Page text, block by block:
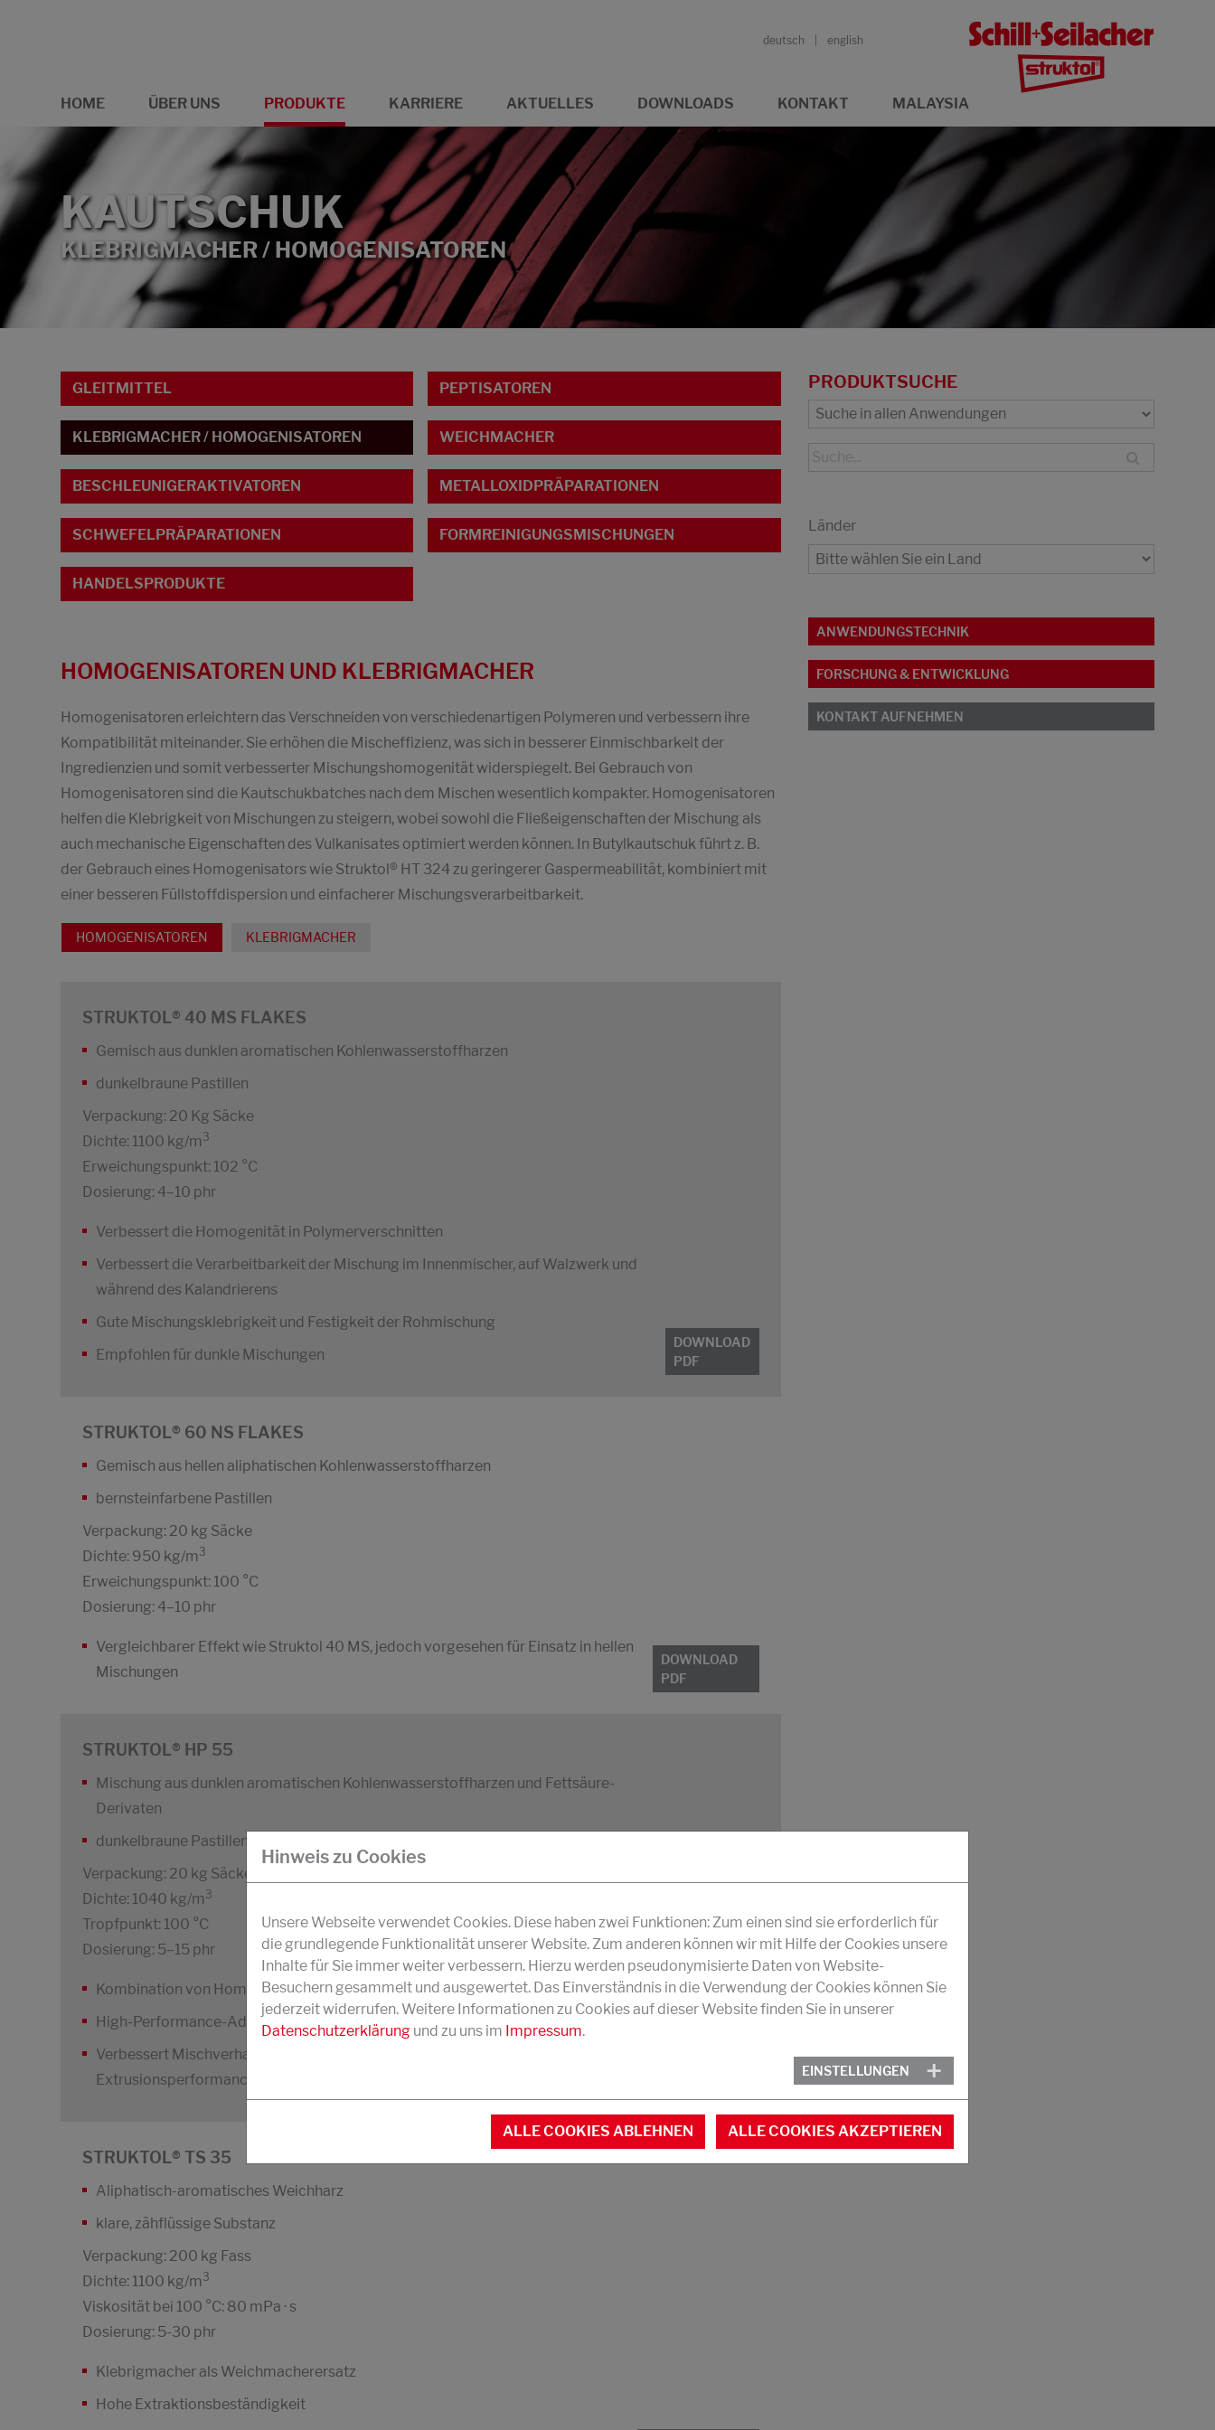
deutsch english
HOME ÜBER UNS PRODUKTE KARRIERE AKTUELLES DOWNLOADS KONTAKT MALAYSIA
KAUTSCHUK
KLEBRIGMACHER / HOMOGENISATOREN
GLEITMITTEL PEPTISATOREN
KLEBRIGMACHER / HOMOGENISATOREN WEICHMACHER
BESCHLEUNIGERAKTIVATOREN METALLOXIDPRÄPARATIONEN
SCHWEFELPRÄPARATIONEN FORMREINIGUNGSMISCHUNGEN
HANDELSPRODUKTE
HOMOGENISATOREN UND KLEBRIGMACHER
Homogenisatoren erleichtern das Verschneiden von verschiedenartigen Polymeren und verbessern ihre
Kompatibilität miteinander. Sie erhöhen die Mischeffizienz, was sich in besserer Einmischbarkeit der
Ingredienzien und somit verbesserter Mischungshomogenität widerspiegelt. Bei Gebrauch von
Homogenisatoren sind die Kautschukbatches nach dem Mischen wesentlich kompakter. Homogenisatoren
helfen die Klebrigkeit von Mischungen zu steigern, wobei sowohl die Fließeigenschaften der Mischung als
auch mechanische Eigenschaften des Vulkanisates optimiert werden können. In Butylkautschuk führt z. B.
der Gebrauch eines Homogenisators wie Struktol® HT 324 zu geringerer Gaspermeabilität, kombiniert mit
einer besseren Füllstoffdispersion und einfacherer Mischungsverarbeitbarkeit.
HOMOGENISATOREN KLEBRIGMACHER
STRUKTOL® 40 MS FLAKES
Gemisch aus dunklen aromatischen Kohlenwasserstoffharzen
dunkelbraune Pastillen
Verpackung: 20 Kg Säcke
Dichte: 1100 kg/m 3
Erweichungspunkt: 102 °C
Dosierung: 4–10 phr
Verbessert die Homogenität in Polymerverschnitten
Verbessert die Verarbeitbarkeit der Mischung im Innenmischer, auf Walzwerk und
während des Kalandrierens
Gute Mischungsklebrigkeit und Festigkeit der Rohmischung
Empfohlen für dunkle Mischungen
DOWNLOAD
PDF
STRUKTOL® 60 NS FLAKES
Gemisch aus hellen aliphatischen Kohlenwasserstoffharzen
bernsteinfarbene Pastillen
Verpackung: 20 kg Säcke
Dichte: 950 kg/m 3
Erweichungspunkt: 100 °C
Dosierung: 4–10 phr
Vergleichbarer Effekt wie Struktol 40 MS, jedoch vorgesehen für Einsatz in hellen
Mischungen
DOWNLOAD
PDF
STRUKTOL® HP 55
Mischung aus dunklen aromatischen Kohlenwasserstoffharzen und Fettsäure-
Derivaten
dunkelbraune Pastillen
Verpackung: 20 kg Säcke
Dichte: 1040 kg/m 3
Tropfpunkt: 100 °C
Dosierung: 5–15 phr
Kombination von Homogenisator und Gleitmittel
High-Performance-Additiv für hochgefüllte SBR - und NR-Verschnitte
Verbessert Mischverhalten und im Speziellen die Kalandrier- und
Extrusionsperformance
STRUKTOL® TS 35
Aliphatisch-aromatisches Weichharz
klare, zähflüssige Substanz
Verpackung: 200 kg Fass
Dichte: 1100 kg/m 3
Viskosität bei 100 °C: 80 mPa · s
Dosierung: 5-30 phr
Klebrigmacher als Weichmacherersatz
Hohe Extraktionsbeständigkeit
PRODUKTSUCHE
Länder
ANWENDUNGSTECHNIK
FORSCHUNG & ENTWICKLUNG
KONTAKT AUFNEHMEN
Hinweis zu Cookies
Unsere Webseite verwendet Cookies. Diese haben zwei Funktionen: Zum einen sind sie erforderlich für
die grundlegende Funktionalität unserer Website. Zum anderen können wir mit Hilfe der Cookies unsere
Inhalte für Sie immer weiter verbessern. Hierzu werden pseudonymisierte Daten von Website-
Besuchern gesammelt und ausgewertet. Das Einverständnis in die Verwendung der Cookies können Sie
jederzeit widerrufen. Weitere Informationen zu Cookies auf dieser Website finden Sie in unserer
Datenschutzerklärung und zu uns im Impressum.
EINSTELLUNGEN
ALLE COOKIES ABLEHNEN ALLE COOKIES AKZEPTIEREN